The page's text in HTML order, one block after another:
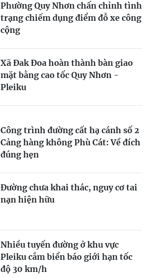
Phường Quy Nhơn chấn chỉnh tình
trạng chiếm dụng điểm đỗ xe công
cộng
Xã Đak Đoa hoàn thành bàn giao
mặt bằng cao tốc Quy Nhơn -
Pleiku
Công trình đường cất hạ cánh số 2
Cảng hàng không Phù Cát: Về đích
đúng hẹn
Đường chưa khai thác, nguy cơ tai
nạn hiện hữu
Nhiều tuyến đường ở khu vực
Pleiku cắm biển báo giới hạn tốc
độ 30 km/h